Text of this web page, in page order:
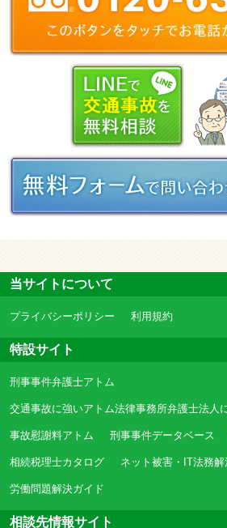
当サイトについて
プライバシーポリシー 利用規約
特設サイト
刑事事件弁護士アトム
交通事故に強いアトム法律事務所弁護士法人
事故慰謝料アトム 刑事事件データベース
相続税理士カタログ ネット被害・IT法務解
労働問題解決ガイド
相談先情報サイト